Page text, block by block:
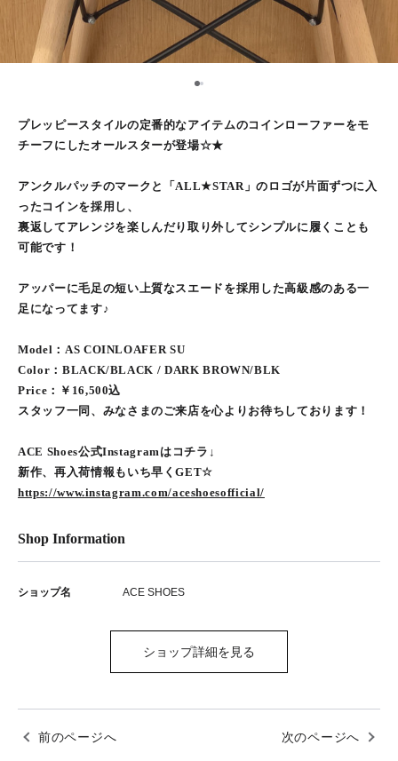
1
プレッピースタイルの定番的なアイテムのコインローファーをモ
チーフにしたオールスターが登場☆★
アンクルパッチのマークと「ALL★STAR」のロゴが片面ずつに入
ったコインを採用し、
裏返してアレンジを楽しんだり取り外してシンプルに履くことも
可能です！
アッパーに毛足の短い上質なスエードを採用した高級感のある一
足になってます♪
Model：AS COINLOAFER SU
Color：BLACK/BLACK / DARK BROWN/BLK
Price：￥16,500込
スタッフ一同、みなさまのご来店を心よりお待ちしております！
ACE Shoes公式Instagramはコチラ↓
新作、再入荷情報もいち早くGET☆
https://www.instagram.com/aceshoesofficial/
Shop Information
ショップ名 ACE SHOES
ショップ詳細を見る
前のページへ 次のページへ